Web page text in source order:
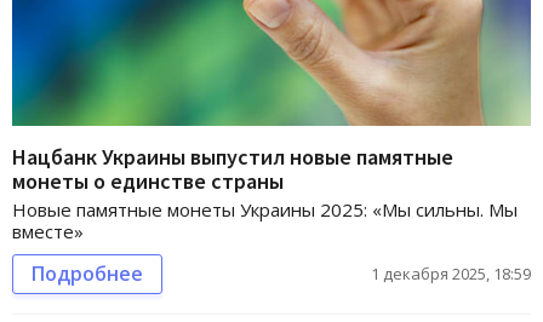
Нацбанк Украины выпустил новые памятные
монеты о единстве страны
Новые памятные монеты Украины 2025: «Мы сильны. Мы
вместе»
Подробнее 1 декабря 2025, 18:59